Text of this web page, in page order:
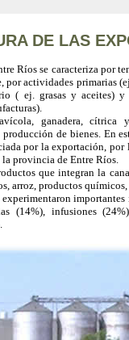
DE LAS
Ríos se caracteriza por
por actividades primarias
( ej. grasas y aceites)
ganadera, cítrica
de bienes. En
por la exportación, por
la provincia de Entre Ríos.
que integran la
arroz, productos
experimentaron
(14%), infusiones